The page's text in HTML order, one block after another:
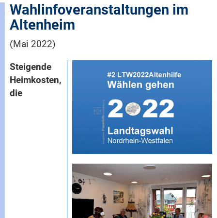
Wahlinfoveranstaltungen im
Altenheim
(Mai 2022)
Steigende
Heimkosten,
die